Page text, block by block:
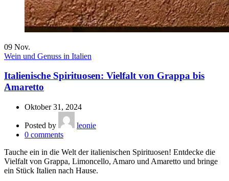
09 Nov.
Wein und Genuss in Italien
Italienische Spirituosen: Vielfalt von Grappa bis
Amaretto
Oktober 31, 2024
Posted by
leonie
0 comments
Tauche ein in die Welt der italienischen Spirituosen! Entdecke die
Vielfalt von Grappa, Limoncello, Amaro und Amaretto und bringe
ein Stück Italien nach Hause.